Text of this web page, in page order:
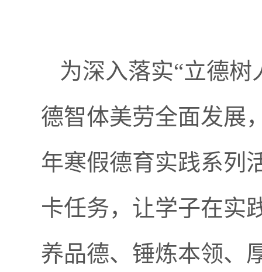
为深入落实“立德
德智体美劳全面发展
年寒假德育实践系列
卡任务，让学子在实
养品德、锤炼本领、